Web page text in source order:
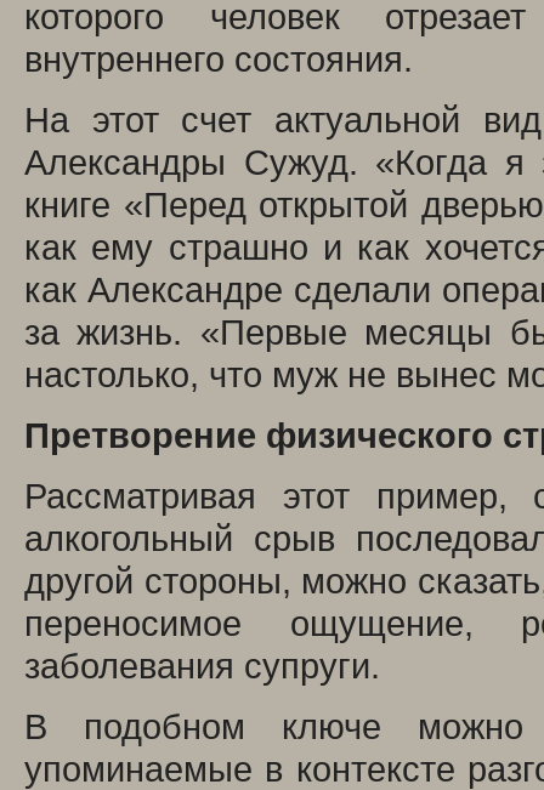
которого человек
внутреннего состояния.
На этот счет актуальной
Александры Сужуд. «Когда
книге «Перед открытой
как ему страшно и как
как Александре сделали
за жизнь. «Первые месяцы
настолько, что муж не вынес
Претворение физического
Рассматривая этот
алкогольный срыв
другой стороны, можно
переносимое ощущение,
заболевания супруги.
В подобном ключе можно
упоминаемые в контексте